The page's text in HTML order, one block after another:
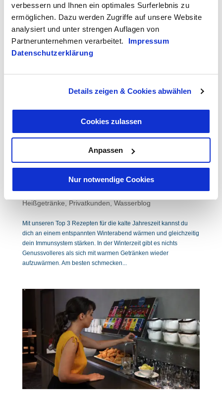
verbessern und Ihnen ein optimales Surferlebnis zu
ermöglichen. Dazu werden Zugriffe auf unsere Website
analysiert und unter strengen Auflagen von
Partnerunternehmen verarbeitet. Impressum
Datenschutzerklärung
Details zeigen & Cookies abwählen
Cookies zulassen
Anpassen
Nur notwendige Cookies
3. Plastik recyceln 4. Bewusstsein schaffen 5. Die Welt Schluck für
Schluck besser machen Seit 1972 wird jedes Jahr am 5. Juni der
Weltumwelttag begangen. Dieser Aktionstag wird von rund 150
Staaten...
Heiße Getränke für kalte Tage
byAlexander Graber|Dez 7, 2022|Allgemein,
Heißgetränke
Privatkunden Wasserblog
Mit unseren Top 3 Rezepten für die kalte Jahreszeit kannst du
dich an einem entspannten Winterabend wärmen und gleichzeitig
dein Immunsystem stärken. In der Winterzeit gibt es nichts
Genussvolleres als sich mit warmen Getränken wieder
aufzuwärmen. Am besten schmecken...